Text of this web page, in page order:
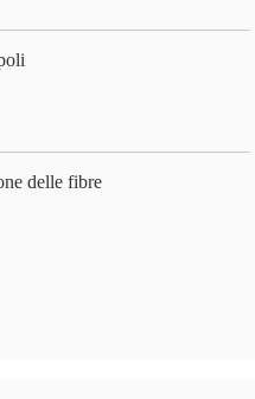
delle fibre